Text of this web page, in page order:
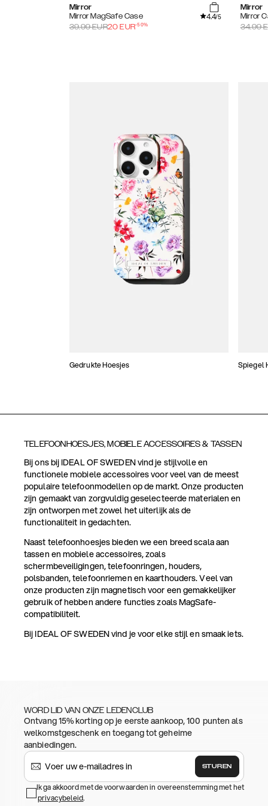
Mirror
Mirror MagSafe Case
4.4/5
39.99EUR20 EUR-50%
Mirror
Mirror
34.99
Gedrukte Hoesjes Spiegel
TELEFOONHOESJES, MOBIELE ACCESSOIRES & TASSEN
Bij ons bij IDEAL OF SWEDEN vind je stijlvolle en
functionele mobiele accessoires voor veel van de meest
populaire telefoonmodellen op de markt. Onze producten
zijn gemaakt van zorgvuldig geselecteerde materialen en
zijn ontworpen met zowel het uiterlijk als de
functionaliteit in gedachten.
Naast telefoonhoesjes bieden we een breed scala aan
tassen en mobiele accessoires, zoals
schermbeveiligingen, telefoonringen, houders,
polsbanden, telefoonriemen en kaarthouders. Veel van
onze producten zijn magnetisch voor een gemakkelijker
gebruik of hebben andere functies zoals MagSafe-
compatibiliteit.
Bij IDEAL OF SWEDEN vind je voor elke stijl en smaak iets.
WORD LID VAN ONZE LEDENCLUB
Ontvang 15% korting op je eerste aankoop, 100 punten als
welkomstgeschenk en toegang tot geheime
aanbiedingen.
STUREN
Ik ga akkoord met de voorwaarden in overeenstemming met het
privacybeleid.